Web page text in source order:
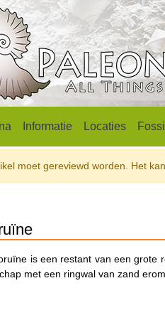
Informatie Locaties
moet gereviewd worden. Het
is een restant van een grote
met een ringwal van zand